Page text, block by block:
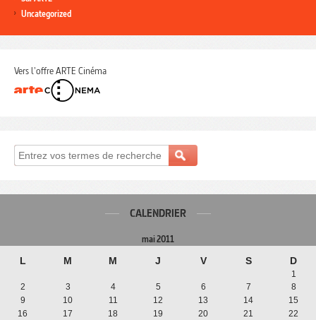
Uncategorized
Vers l'offre ARTE Cinéma
CALENDRIER
mai 2011
L M M J V S D
1
2
3 4 5 6 7
8
9
10 11 12 13 14
15
16
17 18 19 20 21
22